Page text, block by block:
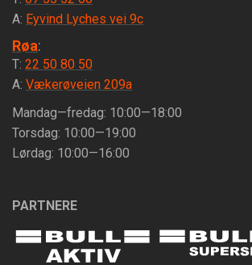
A: Eyvind Lyches vei 9c
Røa:
T: 22 50 80 50
A: Vækerøveien 209a
Mandag—fredag: 10:00—18:00
Torsdag: 10:00—19:00
Lørdag: 10:00—16:00
PARTNERE